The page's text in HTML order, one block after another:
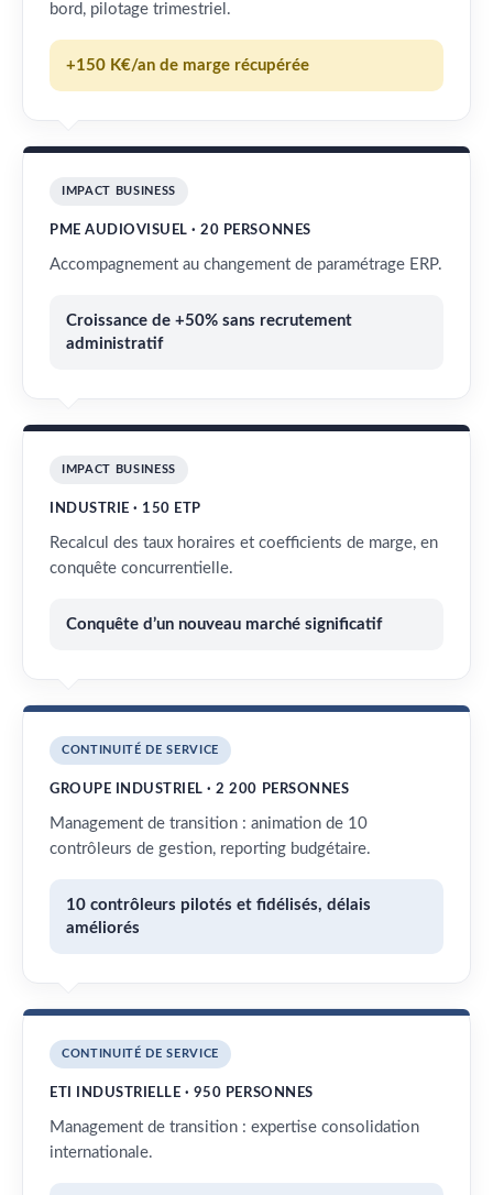
bord, pilotage trimestriel.
+150 K€/an de marge récupérée
IMPACT BUSINESS
PME AUDIOVISUEL · 20 PERSONNES
Accompagnement au changement de paramétrage ERP.
Croissance de +50% sans recrutement
administratif
IMPACT BUSINESS
INDUSTRIE · 150 ETP
Recalcul des taux horaires et coefficients de marge, en
conquête concurrentielle.
Conquête d’un nouveau marché significatif
CONTINUITÉ DE SERVICE
GROUPE INDUSTRIEL · 2 200 PERSONNES
Management de transition : animation de 10
contrôleurs de gestion, reporting budgétaire.
10 contrôleurs pilotés et fidélisés, délais
améliorés
CONTINUITÉ DE SERVICE
ETI INDUSTRIELLE · 950 PERSONNES
Management de transition : expertise consolidation
internationale.